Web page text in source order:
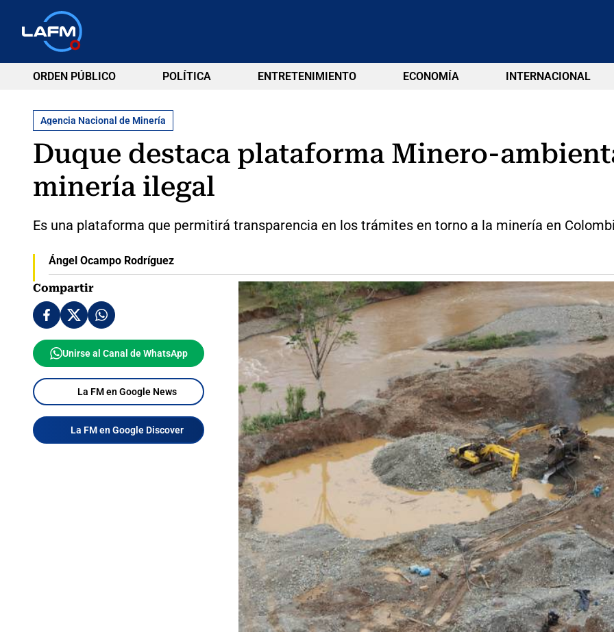
ORDEN PÚBLICO POLÍTICA ENTRETENIMIENTO ECONOMÍA INTERNACIONAL
Agencia Nacional de Minería
Duque destaca plataforma Minero-
minería ilegal
Es una plataforma que permitirá transparencia en los trámites en torno a la minería en
Ángel Ocampo Rodríguez
Compartir
Unirse al Canal de WhatsApp
La FM en Google News
La FM en Google Discover